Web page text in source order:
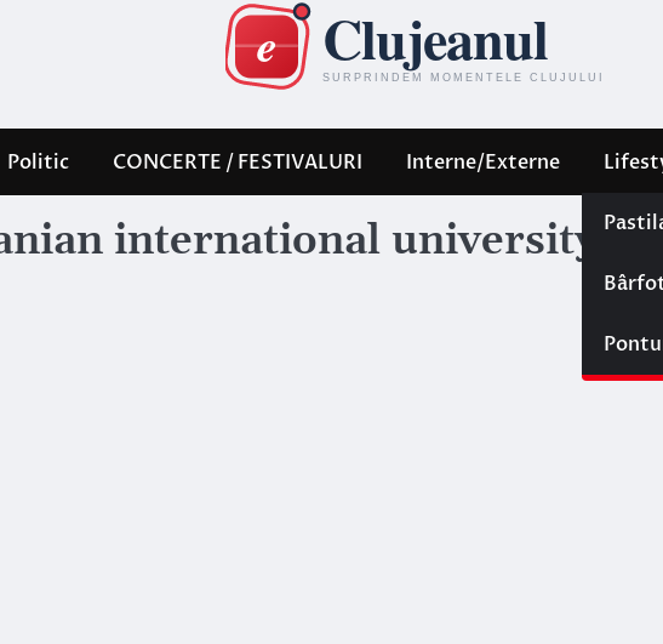
Politic CONCERTE / FESTIVALURI Interne/Externe
international university